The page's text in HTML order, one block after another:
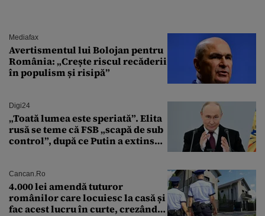
Mediafax
Avertismentul lui Bolojan pentru
România: „Crește riscul recăderii
în populism și risipă”
Digi24
„Toată lumea este speriată”. Elita
rusă se teme că FSB „scapă de sub
control”, după ce Putin a extins
Cancan.ro
4.000 lei amendă tuturor
românilor care locuiesc la casă și
fac acest lucru în curte, crezând